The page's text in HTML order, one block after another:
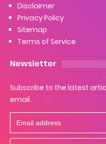
Disclaimer
Privacy Policy
Sitemap
Terms of Service
Newsletter
Subscribe to the latest
email.